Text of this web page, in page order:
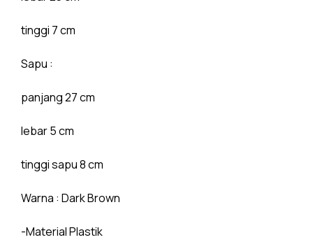
tinggi 7 cm
Sapu :
panjang 27 cm
lebar 5 cm
tinggi sapu 8 cm
Warna : Dark Brown
-Material Plastik